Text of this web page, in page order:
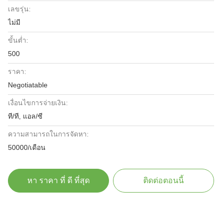
เลขรุ่น:
ไม่มี
ขั้นต่ำ:
500
ราคา:
Negotiatable
เงื่อนไขการจ่ายเงิน:
ที/ที, แอล/ซี
ความสามารถในการจัดหา:
50000/เดือน
หา ราคา ที่ ดี ที่สุด ติดต่อตอนนี้